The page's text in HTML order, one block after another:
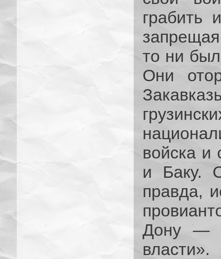
грабить
то ни
Они
войска и
и Баку.
правда,
Дону —
власти».